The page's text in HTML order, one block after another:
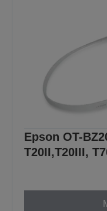
Epson OT-
T20II,T20III,